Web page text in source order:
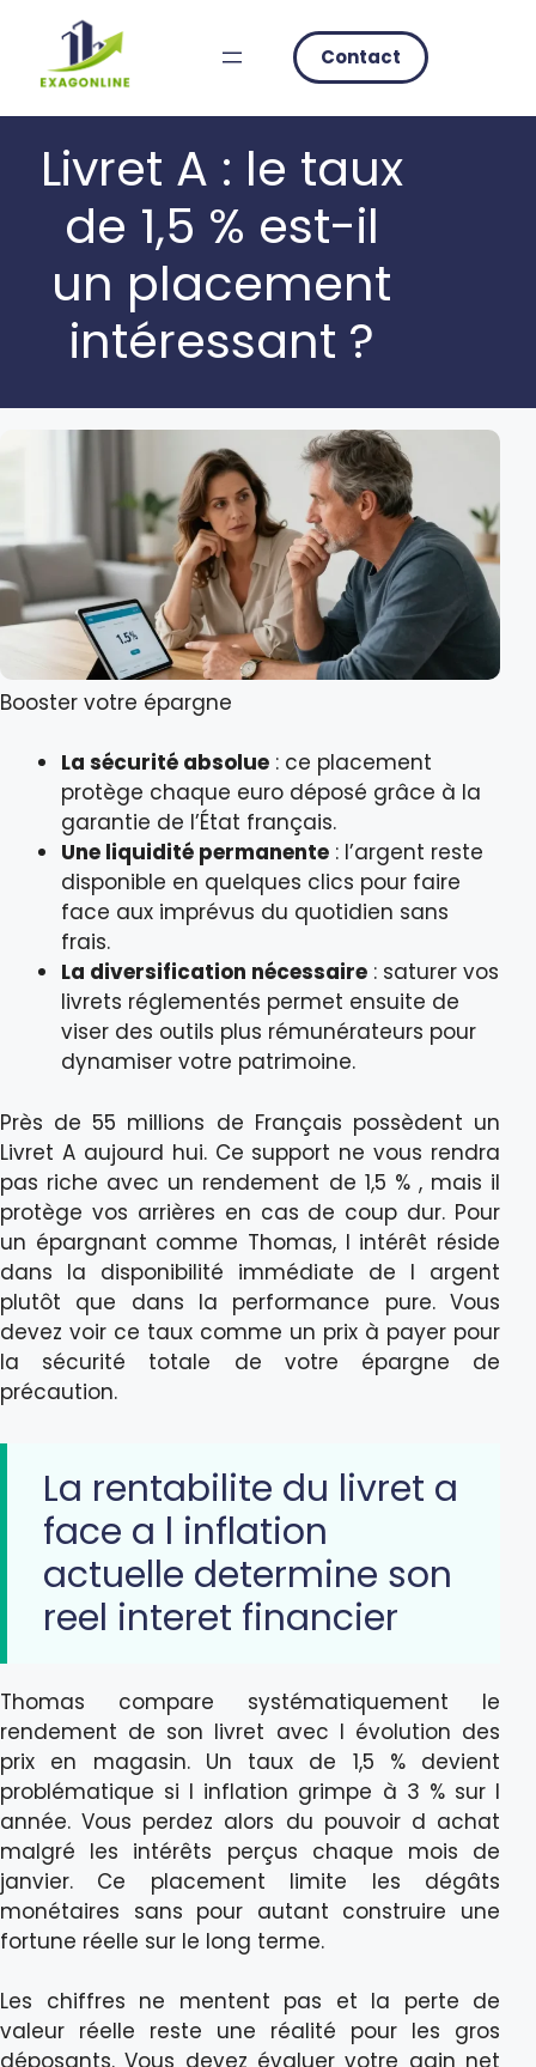
content
Contact
Livret A : le taux
de 1,5 % est-il
un placement
intéressant ?
Booster votre épargne
La sécurité absolue : ce placement
protège chaque euro déposé grâce à la
garantie de l’État français.
Une liquidité permanente : l’argent reste
disponible en quelques clics pour faire
face aux imprévus du quotidien sans
frais.
La diversification nécessaire : saturer vos
livrets réglementés permet ensuite de
viser des outils plus rémunérateurs pour
dynamiser votre patrimoine.
Près de 55 millions de Français possèdent un
Livret A aujourd hui. Ce support ne vous rendra
pas riche avec un rendement de 1,5 % , mais il
protège vos arrières en cas de coup dur. Pour
un épargnant comme Thomas, l intérêt réside
dans la disponibilité immédiate de l argent
plutôt que dans la performance pure. Vous
devez voir ce taux comme un prix à payer pour
la sécurité totale de votre épargne de
précaution.
La rentabilite du livret a
face a l inflation
actuelle determine son
reel interet financier
Thomas compare systématiquement le
rendement de son livret avec l évolution des
prix en magasin. Un taux de 1,5 % devient
problématique si l inflation grimpe à 3 % sur l
année. Vous perdez alors du pouvoir d achat
malgré les intérêts perçus chaque mois de
janvier. Ce placement limite les dégâts
monétaires sans pour autant construire une
fortune réelle sur le long terme.
Les chiffres ne mentent pas et la perte de
valeur réelle reste une réalité pour les gros